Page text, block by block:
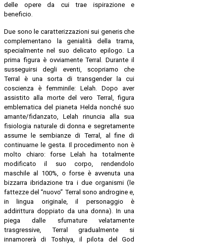
delle opere da cui trae ispirazione e
beneficio.
Due sono le caratterizzazioni sui generis che
complementano la genialità della trama,
specialmente nel suo delicato epilogo. La
prima figura è ovviamente Terral. Durante il
susseguirsi degli eventi, scopriamo che
Terral è una sorta di transgender la cui
coscienza è femminile: Lelah. Dopo aver
assistito alla morte del vero Terral, figura
emblematica del pianeta Helda nonché suo
amante/fidanzato, Lelah rinuncia alla sua
fisiologia naturale di donna e segretamente
assume le sembianze di Terral, al fine di
continuarne le gesta. Il procedimento non è
molto chiaro: forse Lelah ha totalmente
modificato il suo corpo, rendendolo
maschile al 100%, o forse è avvenuta una
bizzarra ibridazione tra i due organismi (le
fattezze del “nuovo” Terral sono androgine e,
in lingua originale, il personaggio è
addirittura doppiato da una donna). In una
piega dalle sfumature velatamente
trasgressive, Terral gradualmente si
innamorerà di Toshiya, il pilota del God